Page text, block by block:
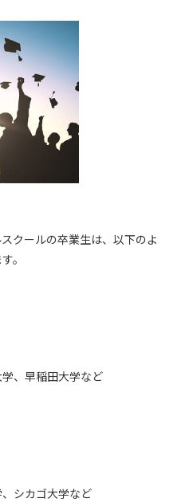
クールの卒業生は、以下のよ
。
、早稲田大学など
シカゴ大学など